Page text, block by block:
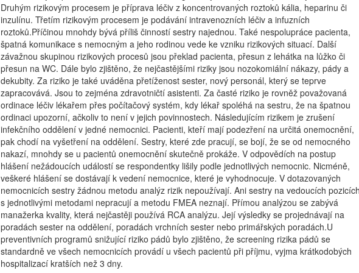
Druhým rizikovým procesem je příprava léčiv z koncentrovaných roztoků kália, heparinu či
inzulínu. Třetím rizikovým procesem je podávání intravenozních léčiv a infuzních
roztoků.Příčinou mnohdy bývá příliš činností sestry najednou. Také nespolupráce pacienta,
špatná komunikace s nemocným a jeho rodinou vede ke vzniku rizikových situací. Další
závažnou skupinou rizikových procesů jsou překlad pacienta, přesun z lehátka na lůžko či
přesun na WC. Dále bylo zjištěno, že nejčastějšími riziky jsou nozokomiální nákazy, pády a
dekubity. Za riziko je také uváděna přetíženost sester, nový personál, který se teprve
zapracovává. Jsou to zejména zdravotničtí asistenti. Za časté riziko je rovněž považovaná
ordinace léčiv lékařem přes počítačový systém, kdy lékař spoléhá na sestru, že na špatnou
ordinaci upozorní, ačkoliv to není v jejich povinnostech. Následujícím rizikem je zrušení
infekčního oddělení v jedné nemocnici. Pacienti, kteří mají podezření na určitá onemocnění,
pak chodí na vyšetření na oddělení. Sestry, které zde pracují, se bojí, že se od nemocného
nakazí, mnohdy se u pacientů onemocnění skutečně prokáže. V odpovědích na postup
hlášení nežádoucích událostí se respondentky lišily podle jednotlivých nemocnic. Nicméně,
veškeré hlášení se dostávají k vedení nemocnice, které je vyhodnocuje. V dotazovaných
nemocnicích sestry žádnou metodu analýz rizik nepoužívají. Ani sestry na vedoucích
s jednotlivými metodami nepracují a metodu FMEA neznají. Přímou analýzou se zabývá
manažerka kvality, která nejčastěji používá RCA analýzu. Její výsledky se projednávají na
poradách sester na oddělení, poradách vrchních sester nebo primářských poradách.U
preventivních programů snižující riziko pádů bylo zjištěno, že screening rizika pádů se
standardně ve všech nemocnicích provádí u všech pacientů při příjmu, vyjma krátkodobých
hospitalizací kratších než 3 dny.